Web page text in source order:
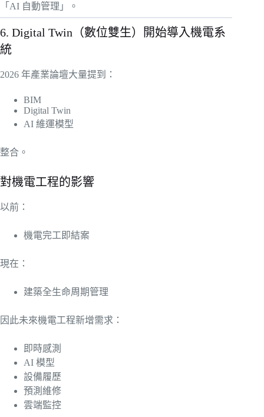
「AI 自動管理」。
6. Digital Twin（數位雙生）開始導入機電系
統
2026 年產業論壇大量提到：
BIM
Digital Twin
AI 維運模型
整合。
對機電工程的影響
以前：
機電完工即結案
現在：
建築全生命周期管理
因此未來機電工程新增需求：
即時感測
AI 模型
設備履歷
預測維修
雲端監控